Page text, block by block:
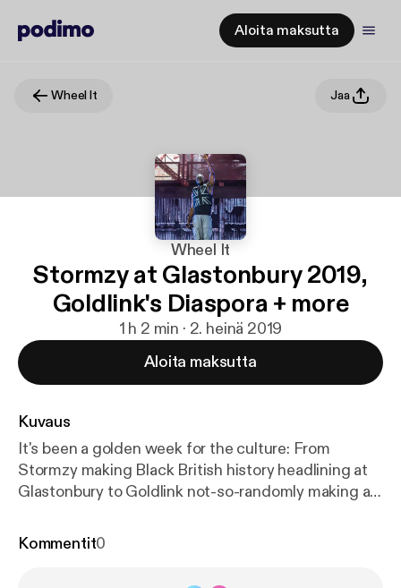
Aloita maksutta
Wheel It Jaa
Wheel It
Stormzy at Glastonbury 2019,
Goldlink's Diaspora + more
1 h 2 min · 2. heinä 2019
Aloita maksutta
Kuvaus
It's been a golden week for the culture: From
Stormzy making Black British history headlining at
Glastonbury to Goldlink not-so-randomly making an
latest album Diaspora. Listen to hear the rating.
Kommentit0